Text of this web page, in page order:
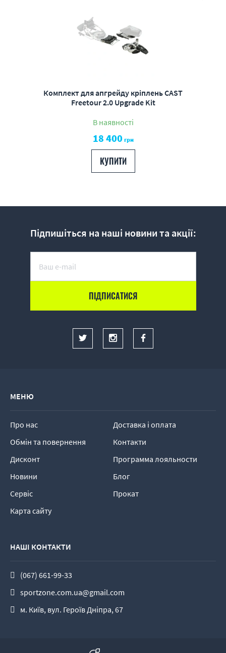
Комплект для апгрейду кріплень CAST
Freetour 2.0 Upgrade Kit
В наявності
18 400грн
КУПИТИ
Підпишіться на наші новини та акції:
МЕНЮ
Про нас
Доставка і оплата
Обмін та повернення
Контакти
Дисконт
Программа лояльности
Новини
Блог
Сервіс
Прокат
Карта сайту
НАШІ КОНТАКТИ
(067) 661-99-33
sportzone.com.ua@gmail.com
м. Київ, вул. Героїв Дніпра, 67